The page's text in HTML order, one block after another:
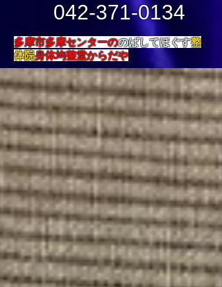
042-371-0134
多摩市多摩センターののばしてほぐす整
体院身体均整堂からだや